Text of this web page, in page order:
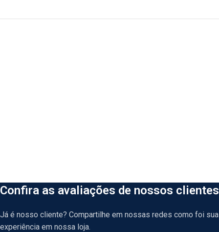
Confira as avaliações de nossos clientes
Já é nosso cliente? Compartilhe em nossas redes como foi sua
experiência em nossa loja.